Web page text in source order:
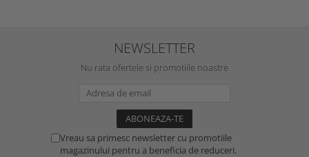
NEWSLETTER
Nu rata ofertele si promotiile noastre
Vreau sa primesc newsletter cu promotiile
magazinului pentru a beneficia de reduceri.